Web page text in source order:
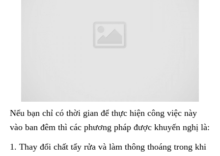
Nếu bạn chỉ có thời gian để thực hiện công việc này
vào ban đêm thì các phương pháp được khuyến nghị là:
Thay đổi chất tẩy rửa và làm thông thoáng trong khi